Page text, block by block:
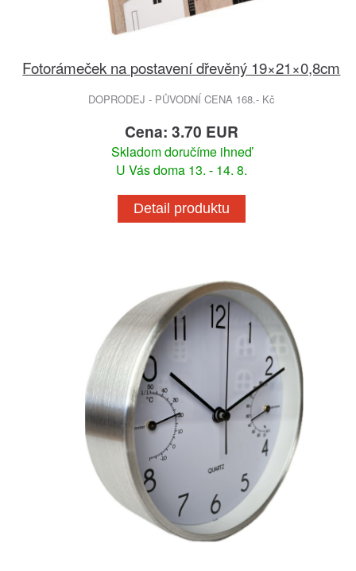
Fotorámeček na postavení dřevěný 19×21×0,8cm
DOPRODEJ - PŮVODNÍ CENA 168.- Kč
Cena: 3.70 EUR
Skladom doručíme ihneď
U Vás doma 13. - 14. 8.
Detail produktu